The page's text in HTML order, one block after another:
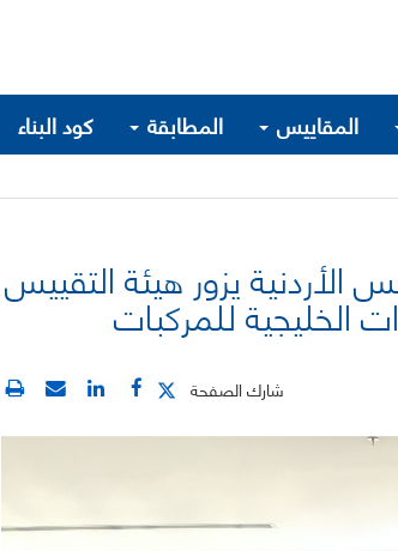
المقاييس المطابقة كود البناء
يزور هيئة التقييس
الخليجية للمركبات
شارك الصفحة